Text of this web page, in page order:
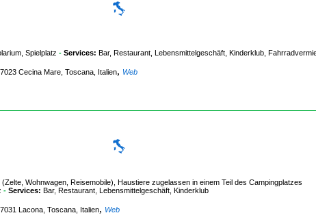
Spielplatz - Services: Bar, Restaurant, Lebensmittelgeschäft, Kinderklub,
Cecina Mare, Toscana, Italien, Web
Wohnwagen, Reisemobile), Haustiere zugelassen in einem Teil des Campingplatzes
- Services: Bar, Restaurant, Lebensmittelgeschäft, Kinderklub
Lacona, Toscana, Italien, Web